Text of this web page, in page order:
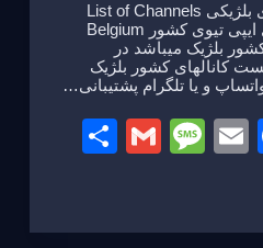
فروش ایپی تیوی کانالهای بلژیکی List of Channels
Belgium لیست کانالهای ایپی تیوی کشور Belgium
بلژیک میباشد در
کانالهای کشور بلژیک
و یا تلگرام پشتیبانی…
F
E
M
G